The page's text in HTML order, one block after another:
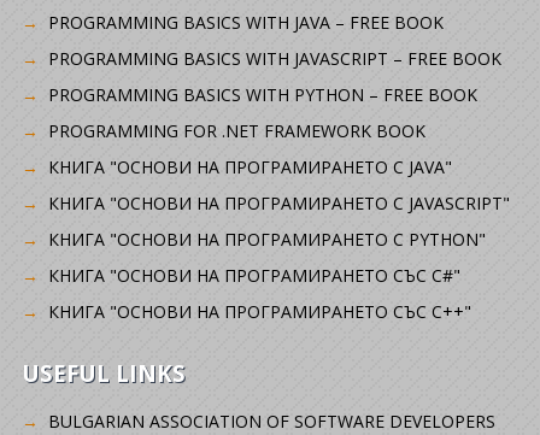
PROGRAMMING BASICS WITH JAVA – FREE BOOK
PROGRAMMING BASICS WITH JAVASCRIPT – FREE BOOK
PROGRAMMING BASICS WITH PYTHON – FREE BOOK
PROGRAMMING FOR .NET FRAMEWORK BOOK
КНИГА "ОСНОВИ НА ПРОГРАМИРАНЕТО С JAVA"
КНИГА "ОСНОВИ НА ПРОГРАМИРАНЕТО С JAVASCRIPT"
КНИГА "ОСНОВИ НА ПРОГРАМИРАНЕТО С PYTHON"
КНИГА "ОСНОВИ НА ПРОГРАМИРАНЕТО СЪС C#"
КНИГА "ОСНОВИ НА ПРОГРАМИРАНЕТО СЪС C++"
USEFUL LINKS
BULGARIAN ASSOCIATION OF SOFTWARE DEVELOPERS